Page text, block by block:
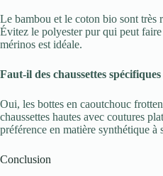
Le bambou et le coton bio sont très
Évitez le polyester pur qui peut
mérinos est idéale.
Faut-il des chaussettes
Oui, les bottes en caoutchouc
chaussettes hautes avec coutures
préférence en matière synthétique à
Conclusion